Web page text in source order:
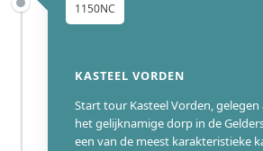
1150NC
KASTEEL VORDEN
Start tour Kasteel Vorden, gelegen
het gelijknamige dorp in de
een van de meest karakteristieke